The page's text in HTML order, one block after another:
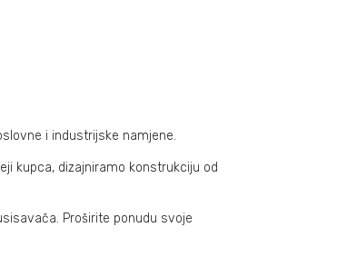
i industrijske namjene.
kupca, dizajniramo konstrukciju od
Proširite ponudu svoje